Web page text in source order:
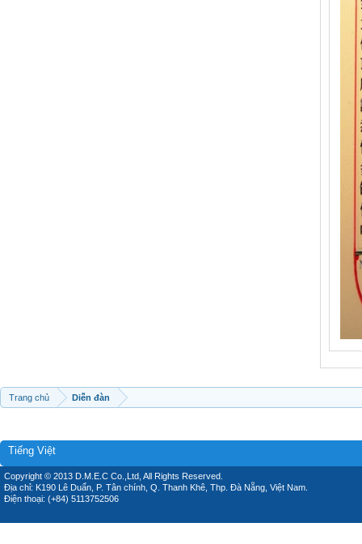
Trang chủ Diễn đàn
Tiếng Việt
Copyright © 2013 D.M.E.C Co.,Ltd, All Rights Reserved.
Địa chỉ: K190 Lê Duẩn, P. Tân chính, Q. Thanh Khê, Thp. Đà Nẵng, Việt Nam.
Điện thoại: (+84) 5113752506